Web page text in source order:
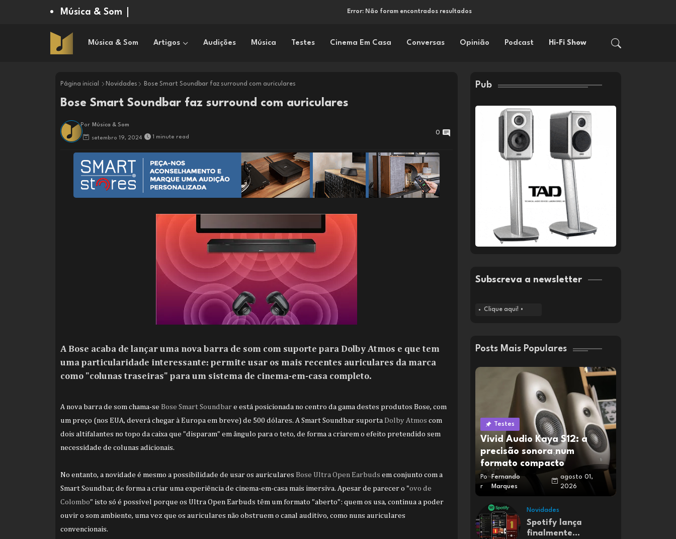
Música & Som Error: Não foram encontrados resultados
Música & Som Artigos Audições Música Testes Cinema Em Casa Conversas Opinião Podcast Hi-Fi Show
Página inicial Novidades Bose Smart Soundbar faz surround com auriculares
Bose Smart Soundbar faz surround com auriculares
Por Música & Som
setembro 19, 2024 1 minute read
0
A Bose acaba de lançar uma nova barra de som com suporte para Dolby Atmos e que tem
uma particularidade interessante: permite usar os mais recentes auriculares da marca
como "colunas traseiras" para um sistema de cinema-em-casa completo.
A nova barra de som chama-se Bose Smart Soundbare está posicionada no centro da gama destes produtos Bose, com
um preço (nos EUA, deverá chegar à Europa em breve) de 500 dólares. A Smart Soundbar suporta Dolby Atmos com
dois altifalantes no topo da caixa que "disparam" em ângulo para o teto, de forma a criarem o efeito pretendido sem
necessidade de colunas adicionais.
No entanto, a novidade é mesmo a possibilidade de usar os auriculares Bose Ultra Open Earbuds em conjunto com a
Smart Soundbar, de forma a criar uma experiência de cinema-em-casa mais imersiva. Apesar de parecer o "ovo de
Colombo" isto só é possível porque os Ultra Open Earbuds têm um formato "aberto": quem os usa, continua a poder
ouvir o som ambiente, uma vez que os auriculares não obstruem o canal auditivo, como nuns auriculares
convencionais.
Pub
Subscreva a newsletter
Clique aqui! •
Posts Mais Populares
Testes
Vivid Audio Kaya S12: a
precisão sonora num
formato compacto
Po
r
Fernando
Marques
agosto 01,
2026
Novidades
Spotify lança
finalmente